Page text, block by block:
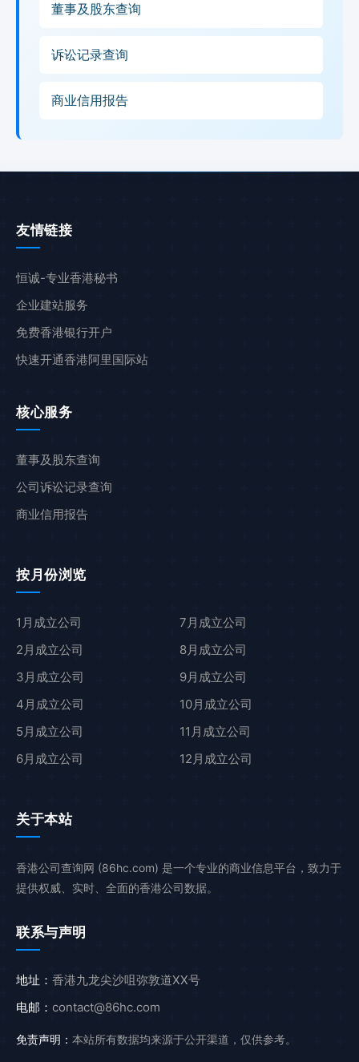
董事及股东查询
诉讼记录查询
商业信用报告
友情链接
恒诚-专业香港秘书
企业建站服务
免费香港银行开户
快速开通香港阿里国际站
核心服务
董事及股东查询
公司诉讼记录查询
商业信用报告
按月份浏览
1月成立公司
2月成立公司
3月成立公司
4月成立公司
5月成立公司
6月成立公司
7月成立公司
8月成立公司
9月成立公司
10月成立公司
11月成立公司
12月成立公司
关于本站
香港公司查询网 (86hc.com) 是一个专业的商业信息平台，致力于
提供权威、实时、全面的香港公司数据。
联系与声明
地址： 香港九龙尖沙咀弥敦道XX号
电邮： contact@86hc.com
免责声明： 本站所有数据均来源于公开渠道，仅供参考。